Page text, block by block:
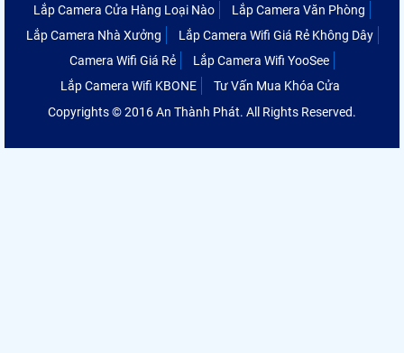
Lắp Camera Cửa Hàng Loại Nào
Lắp Camera Văn Phòng
Lắp Camera Nhà Xưởng
Lắp Camera Wifi Giá Rẻ Không Dây
Camera Wifi Giá Rẻ
Lắp Camera Wifi YooSee
Lắp Camera Wifi KBONE
Tư Vấn Mua Khóa Cửa
Copyrights © 2016 An Thành Phát. All Rights Reserved.